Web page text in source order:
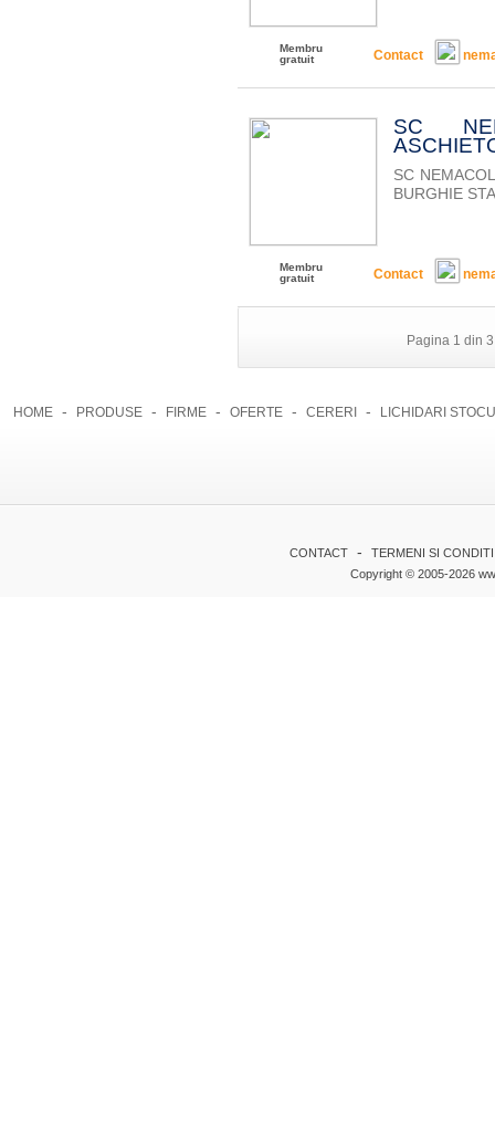
Membru
gratuit
Contact
SC
SC
BURGHIE
Membru
gratuit
Contact
Pagina 1 din 3
HOME - PRODUSE - FIRME - OFERTE - CERERI - LICHIDARI
CONTACT -
TERMENI SI
Copyright © 2005-2026